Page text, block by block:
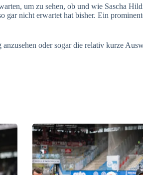
um zu sehen, ob und wie Sascha
nicht erwartet hat bisher. Ein
oder sogar die relativ kurze